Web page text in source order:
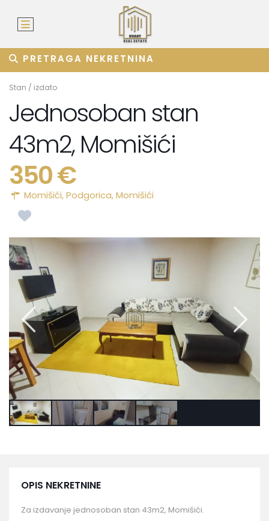
PRETRAGA NEKRETNINA
Stan / izdato
Jednosoban stan
43m2, Momišići
350 €
Momišići,Podgorica,Momišići
OPIS NEKRETNINE
Za izdavanje jednosoban stan 43m2, Momišići.